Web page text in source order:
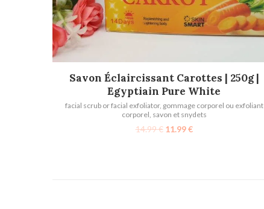
AJOUTER AU PANIER
Savon Éclaircissant Carottes | 250g |
Egyptiain Pure White
facial scrub or facial exfoliator, gommage corporel ou exfoliant
corporel savon et snydets
14.99€ 11.99€